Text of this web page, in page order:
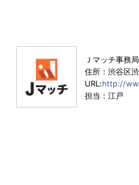
Ｊマッチ事務
住所：渋谷区
URL:http://
担当：江戸